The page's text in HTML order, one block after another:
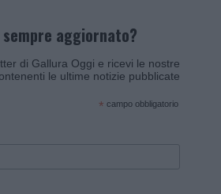
aggiornato?
di Gallura Oggi e ricevi le nostre
le ultime notizie pubblicate
* campo obbligatorio